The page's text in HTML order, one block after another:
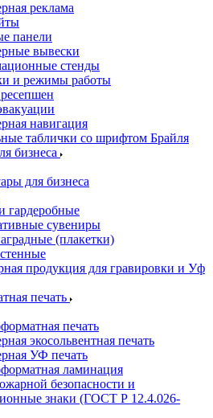
реклама
панели
вывески
стенды
и режимы работы
навигация
таблички со шрифтом Брайля
бизнеса
для бизнеса
гардеробные
сувениры
(плакетки)
продукция для гравировки и Уф
печать
печать
экосольвентная печать
УФ печать
ламинация
безопасности и
знаки (ГОСТ Р 12.4.026-